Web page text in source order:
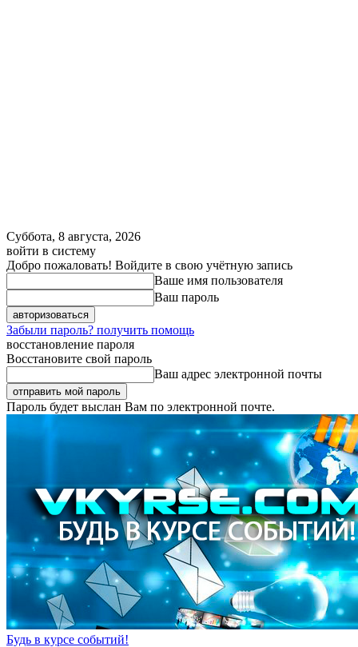
Суббота, 8 августа, 2026
войти в систему
Добро пожаловать! Войдите в свою учётную запись
Ваше имя пользователя
Ваш пароль
Забыли пароль? получить помощь
восстановление пароля
Восстановите свой пароль
Ваш адрес электронной почты
Пароль будет выслан Вам по электронной почте.
Будь в курсе событий!